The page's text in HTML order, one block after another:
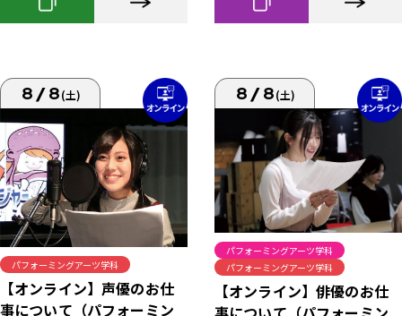
8/8(土)
パフォーミングアーツ学科
【オンライン】声優のお仕
事について（パフォーミン
8/8(土)
パフォーミングアーツ学科
パフォーミングアーツ学科
【オンライン】俳優のお仕